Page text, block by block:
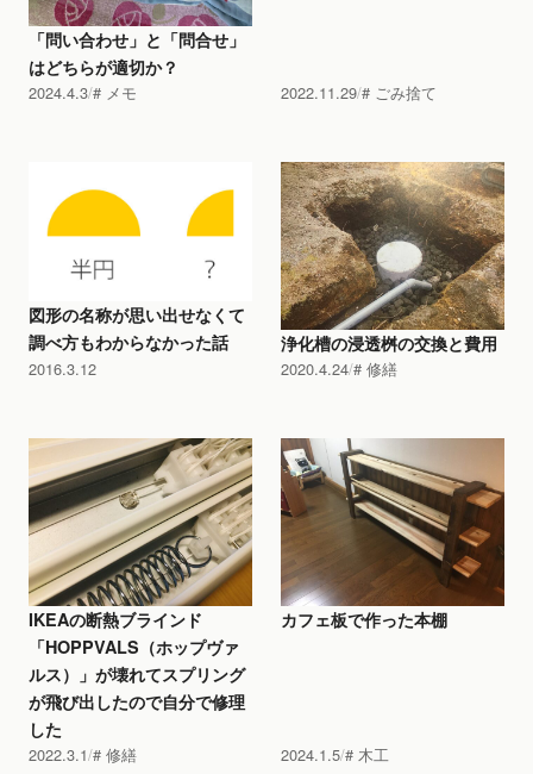
「問い合わせ」と「問合せ」
はどちらが適切か？
2024.4.3 メモ 2022.11.29 ごみ捨て
図形の名称が思い出せなくて
調べ方もわからなかった話
2016.3.12
浄化槽の浸透桝の交換と費用
2020.4.24 修繕
IKEAの断熱ブラインド
「HOPPVALS（ホップヴァ
ルス）」が壊れてスプリング
が飛び出したので自分で修理
した
2022.3.1 修繕
カフェ板で作った本棚
2024.1.5 木工